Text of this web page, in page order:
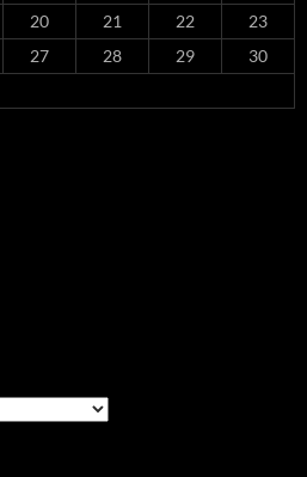
20 21 22
23
27 28 29
30